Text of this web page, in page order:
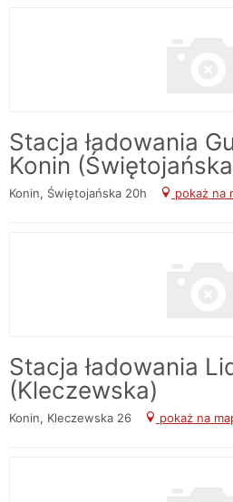
Stacja ładowania
Konin
Konin, Świętojańska 20h pokaż na
Stacja ładowania
(Kleczewska)
Konin, Kleczewska 26 pokaż na